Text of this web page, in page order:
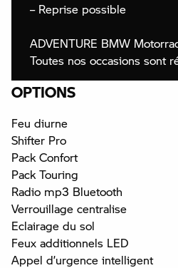
– Reprise possible
ADVENTURE BMW
Toutes nos occasions sont
OPTIONS
Feu diurne
Shifter Pro
Pack Confort
Pack Touring
Radio mp3 Bluetooth
Verrouillage centralise
Eclairage du sol
Feux additionnels LED
Appel d’urgence intelligent